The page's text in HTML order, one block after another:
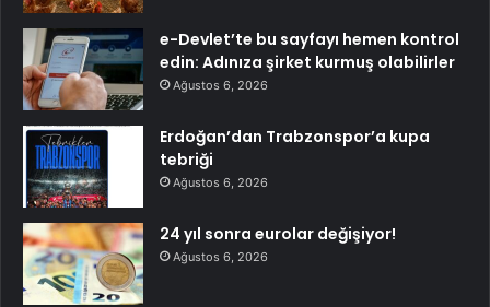
e-Devlet’te bu sayfayı hemen kontrol
edin: Adınıza şirket kurmuş olabilirler
Ağustos 6, 2026
Erdoğan’dan Trabzonspor’a kupa
tebriği
Ağustos 6, 2026
24 yıl sonra eurolar değişiyor!
Ağustos 6, 2026